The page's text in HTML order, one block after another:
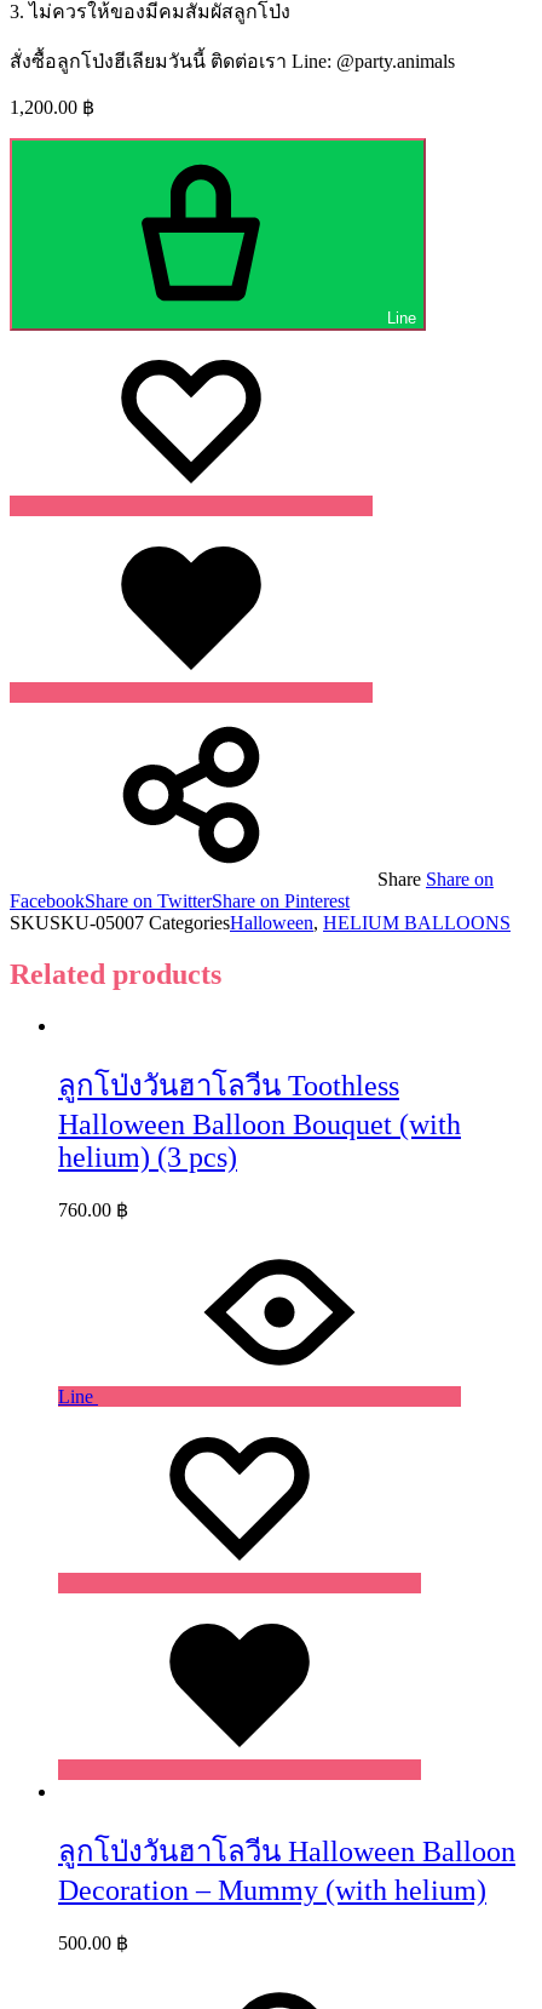
3. ไม่ควรให้ของมีคมสัมผัสลูกโป่ง
สั่งซื้อลูกโป่งฮีเลียมวันนี้ ติดต่อเรา Line: @party.animals
1,200.00 ฿
Line
Share Share on
FacebookShare on TwitterShare on Pinterest
SKUSKU-05007 CategoriesHalloween, HELIUM BALLOONS
Related products
ลูกโป่งวันฮาโลวีน Toothless
Halloween Balloon Bouquet (with
helium) (3 pcs)
760.00 ฿
Line
ลูกโป่งวันฮาโลวีน Halloween Balloon
Decoration – Mummy (with helium)
500.00 ฿